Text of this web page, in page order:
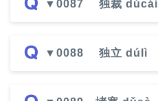
▼0087 独裁 dúcái
▼0088 独立 dúlì